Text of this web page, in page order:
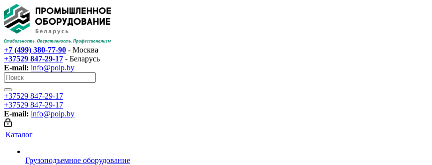
+7 (499) 380-77-90 - Москва
+37529 847-29-17‬ - Беларусь
E-mail: info@poip.by
+37529 847-29-17‬
+37529 847-29-17‬
E-mail: info@poip.by
Каталог
Грузоподъемное оборудование